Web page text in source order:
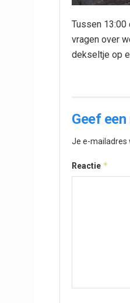
Tussen
vragen over
dekseltje op
Geef
Je e-mailadres
Reactie *